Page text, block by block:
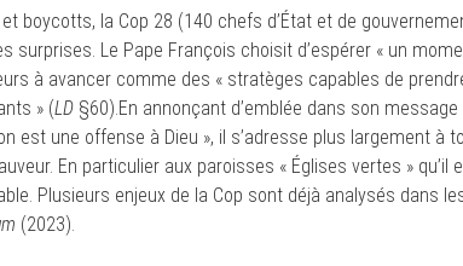
boycotts, la Cop 28 (140 chefs d’État et de
surprises. Le Pape François choisit d’espérer « un
à avancer comme des « stratèges capables de
» (LD §60).En annonçant d’emblée dans son
est une offense à Dieu », il s’adresse plus largement à
En particulier aux paroisses « Églises vertes » qu’il
Plusieurs enjeux de la Cop sont déjà analysés dans
(2023).